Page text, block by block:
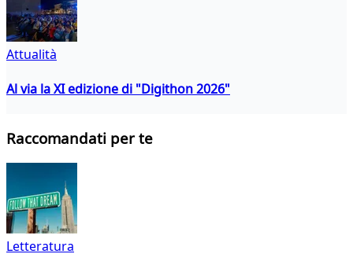
Attualità
Al via la XI edizione di "Digithon 2026"
Raccomandati per te
Letteratura